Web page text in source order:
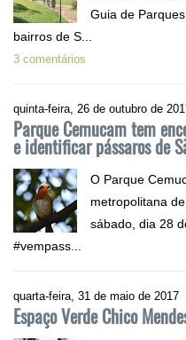
Guia de
bairros de S...
3 comentários
quinta-feira, 26 de outubro de
Parque Cemucam tem
e identificar pássaros de
O Parque
metropolitana
sábado, dia 28
#vempass...
quarta-feira, 31 de maio de 2017
Espaço Verde Chico